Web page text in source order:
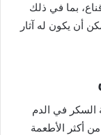
بما في ذلك
أن يكون له آثار
السكر في الدم
أكثر الأطعمة